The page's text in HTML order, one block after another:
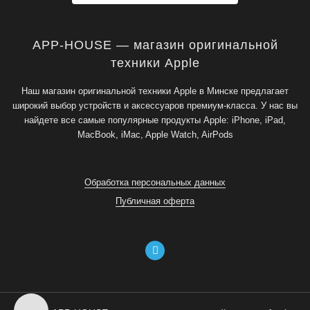
APP-HOUSE — магазин оригинальной
техники Apple
Наш магазин оригинальной техники Apple в Минске предлагает
широкий выбор устройств и аксессуаров премиум-класса. У нас вы
найдете все самые популярные продукты Apple: iPhone, iPad,
MacBook, iMac, Apple Watch, AirPods
Обработка персональных данных
Публичная оферта